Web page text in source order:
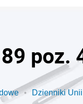
poz.
Dzienniki